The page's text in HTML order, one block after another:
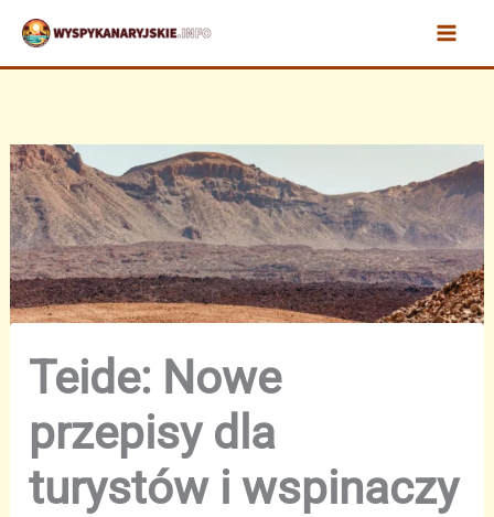
Przejdź
treści
Teide: Nowe
przepisy dla
turystów i wspinaczy